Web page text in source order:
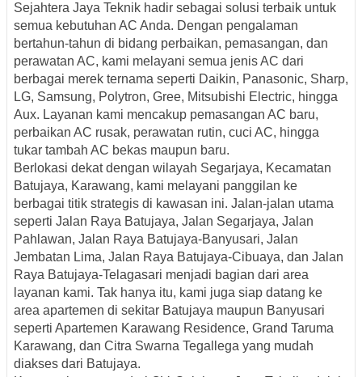
Sejahtera Jaya Teknik hadir sebagai solusi terbaik untuk
semua kebutuhan AC Anda. Dengan pengalaman
bertahun-tahun di bidang perbaikan, pemasangan, dan
perawatan AC, kami melayani semua jenis AC dari
berbagai merek ternama seperti Daikin, Panasonic, Sharp,
LG, Samsung, Polytron, Gree, Mitsubishi Electric, hingga
Aux. Layanan kami mencakup pemasangan AC baru,
perbaikan AC rusak, perawatan rutin, cuci AC, hingga
tukar tambah AC bekas maupun baru.
Berlokasi dekat dengan wilayah Segarjaya, Kecamatan
Batujaya, Karawang, kami melayani panggilan ke
berbagai titik strategis di kawasan ini. Jalan-jalan utama
seperti Jalan Raya Batujaya, Jalan Segarjaya, Jalan
Pahlawan, Jalan Raya Batujaya-Banyusari, Jalan
Jembatan Lima, Jalan Raya Batujaya-Cibuaya, dan Jalan
Raya Batujaya-Telagasari menjadi bagian dari area
layanan kami. Tak hanya itu, kami juga siap datang ke
area apartemen di sekitar Batujaya maupun Banyusari
seperti Apartemen Karawang Residence, Grand Taruma
Karawang, dan Citra Swarna Tegallega yang mudah
diakses dari Batujaya.